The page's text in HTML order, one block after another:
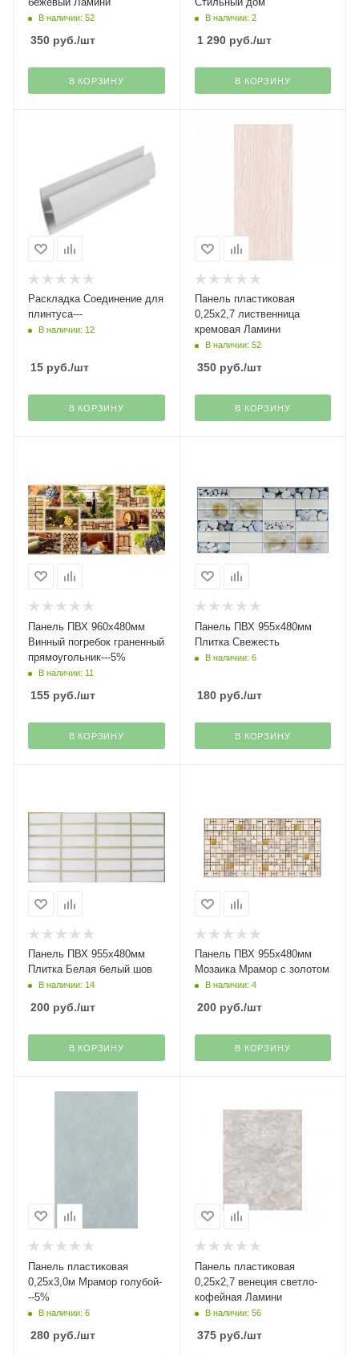
В наличии: 52
350 руб./шт
В КОРЗИНУ
В наличии: 2
1 290руб./шт
В КОРЗИНУ
Раскладка Соединение для
плинтуса---
В наличии: 12
15 руб./шт
В КОРЗИНУ
Панель пластиковая
0,25х2,7 лиственница
кремовая Ламини
В наличии: 52
350руб./шт
В КОРЗИНУ
Панель ПВХ 960х480мм
Винный погребок граненный
прямоугольник---5%
В наличии: 11
155 руб./шт
В КОРЗИНУ
Панель ПВХ 955х480мм
Плитка Свежесть
В наличии: 6
180руб./шт
В КОРЗИНУ
Панель ПВХ 955х480мм
Плитка Белая белый шов
В наличии: 14
200 руб./шт
В КОРЗИНУ
Панель ПВХ 955х480мм
Мозаика Мрамор с золотом
В наличии: 4
200руб./шт
В КОРЗИНУ
Панель пластиковая
0,25х3,0м Мрамор голубой-
--5%
В наличии: 6
280 руб./шт
Панель пластиковая
0,25х2,7 венеция светло-
кофейная Ламини
В наличии: 56
375руб./шт